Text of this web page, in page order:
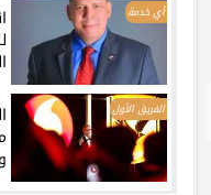
أي خدمة
الفريق الأول